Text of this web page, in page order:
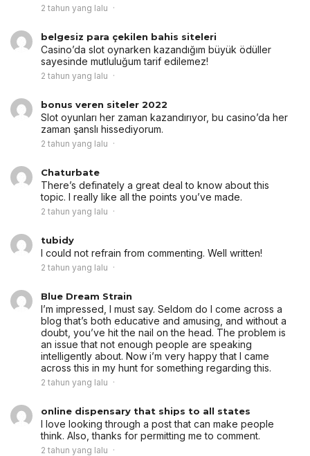
2 tahun yang lalu
belgesiz para çekilen bahis siteleri
Casino’da slot oynarken kazandığım büyük ödüller
sayesinde mutluluğum tarif edilemez!
2 tahun yang lalu
bonus veren siteler 2022
Slot oyunları her zaman kazandırıyor, bu casino’da her
zaman şanslı hissediyorum.
2 tahun yang lalu
Chaturbate
There’s definately a great deal to know about this
topic. I really like all the points you’ve made.
2 tahun yang lalu
tubidy
I could not refrain from commenting. Well written!
2 tahun yang lalu
Blue Dream Strain
I’m impressed, I must say. Seldom do I come across a
blog that’s both educative and amusing, and without a
doubt, you’ve hit the nail on the head. The problem is
an issue that not enough people are speaking
intelligently about. Now i’m very happy that I came
across this in my hunt for something regarding this.
2 tahun yang lalu
online dispensary that ships to all states
I love looking through a post that can make people
think. Also, thanks for permitting me to comment.
2 tahun yang lalu